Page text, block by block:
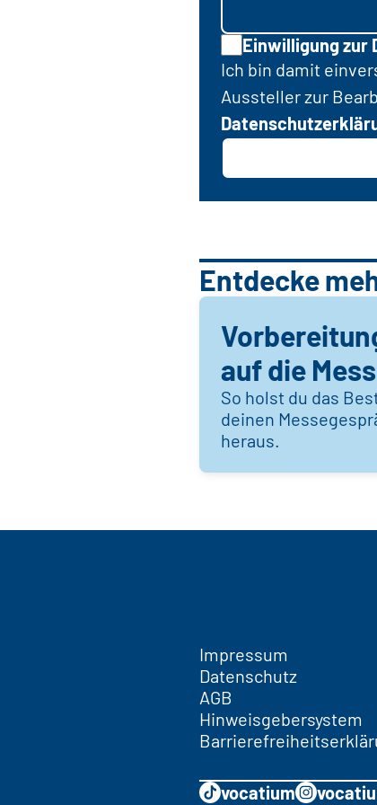
Einwilligung zur
Ich bin damit
Aussteller zur
Entdecke
auf die
So holst du das
deinen
heraus.
Impressum
Datenschutz
AGB
Hinweisgebersystem
vocatium